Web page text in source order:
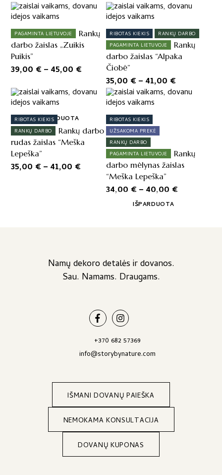
PAGAMINTA LIETUVOJE
Rankų
darbo žaislas „Zuikis
Puikis”
39,00 € – 45,00 €
range:
39,00 €
through
45,00 €
IŠPARDUOTA
This
product
has
multiple
variants.
The
options
be
chosen
on
the
product
page
RIBOTAS KIEKIS
RANKŲ DARBO
PAGAMINTA LIETUVOJE
Rankų
darbo žaislas “Alpaka
Čiobė”
35,00 € – 41,00 €
range:
This
product
has
multiple
variants.
The
options
may
be
chosen
on
the
product
page
RIBOTAS KIEKIS
RANKŲ DARBO
Rankų darbo
rudas žaislas “Meška
Lepeška”
35,00 € – 41,00 €
35,00 €
This
product
has
multiple
variants.
The
options
may
RIBOTAS KIEKIS
UŽSAKOMA PREKĖ
RANKŲ DARBO
PAGAMINTA LIETUVOJE
Rankų
darbo mėlynas žaislas
“Meška Lepeška”
34,00 € – 40,00 €
IŠPARDUOTA
This
product
has
multiple
variants.
The
options
may
be
chosen
Namų dekoro detalės ir dovanos.
Sau. Namams. Draugams.
+370 682 57369
info@storybynature.com
IŠMANI DOVANŲ PAIEŠKA
NEMOKAMA KONSULTACIJA
DOVANŲ KUPONAS